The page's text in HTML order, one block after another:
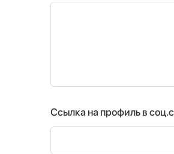
Ссылка на профиль в